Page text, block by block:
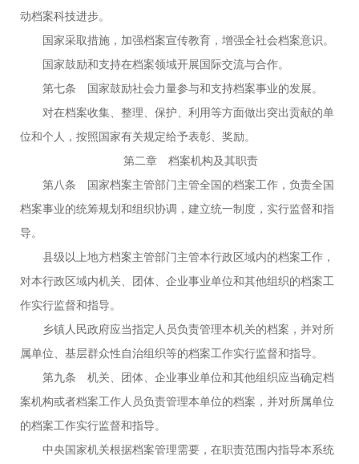
动档案科技进步。
国家采取措施，加强档案宣传教育，增强全社会档案意识。
国家鼓励和支持在档案领域开展国际交流与合作。
第七条 国家鼓励社会力量参与和支持档案事业的发展。
对在档案收集、整理、保护、利用等方面做出突出贡献的单
位和个人，按照国家有关规定给予表彰、奖励。
第二章 档案机构及其职责
第八条 国家档案主管部门主管全国的档案工作，负责全国
档案事业的统筹规划和组织协调，建立统一制度，实行监督和指
导。
县级以上地方档案主管部门主管本行政区域内的档案工作，
对本行政区域内机关、团体、企业事业单位和其他组织的档案工
作实行监督和指导。
乡镇人民政府应当指定人员负责管理本机关的档案，并对所
属单位、基层群众性自治组织等的档案工作实行监督和指导。
第九条 机关、团体、企业事业单位和其他组织应当确定档
案机构或者档案工作人员负责管理本单位的档案，并对所属单位
的档案工作实行监督和指导。
中央国家机关根据档案管理需要，在职责范围内指导本系统